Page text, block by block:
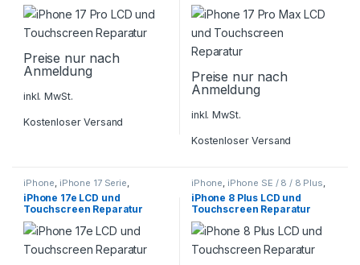
Preise nur nach
Anmeldung
inkl. MwSt.
Kostenloser Versand
Preise nur nach
Anmeldung
inkl. MwSt.
Kostenloser Versand
iPhone, iPhone 17 Serie,
Smartphone Reparatur
iPhone 17e LCD und
Touchscreen Reparatur
iPhone, iPhone SE / 8 / 8 Plus,
Smartphone Reparatur
iPhone 8 Plus LCD und
Touchscreen Reparatur